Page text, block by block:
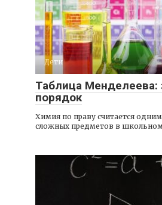
Дети
Таблица Менделеева:
порядок
Химия по праву считается
сложных предметов в школьном